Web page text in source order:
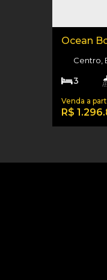
Ocean
R$
Centro,
3